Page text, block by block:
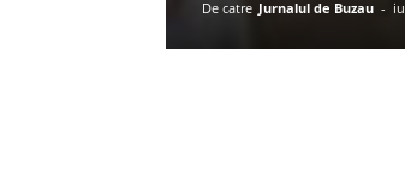
De catre Jurnalul de Buzau -